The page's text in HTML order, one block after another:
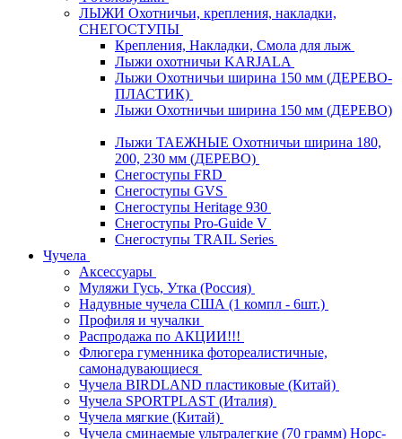
ЛЫЖИ Охотничьи, крепления, накладки,
СНЕГОСТУПЫ
Крепления, Накладки, Смола для лыж
Лыжи охотничьи KARJALA
Лыжи Охотничьи ширина 150 мм (ДЕРЕВО-
ПЛАСТИК)
Лыжи Охотничьи ширина 150 мм (ДЕРЕВО)
Лыжи ТАЕЖНЫЕ Охотничьи ширина 180,
200, 230 мм (ДЕРЕВО)
Снегоступы FRD
Снегоступы GVS
Снегоступы Heritage 930
Снегоступы Pro-Guide V
Снегоступы TRAIL Series
Чучела
Аксессуары
Муляжи Гусь, Утка (Россия)
Надувные чучела США (1 компл - 6шт.)
Профиля и чучалки
Распродажа по АКЦИИ!!!
Флюгера гуменника фотореалистичные,
самонадувающиеся
Чучела BIRDLAND пластиковые (Китай)
Чучела SPORTPLAST (Италия)
Чучела мягкие (Китай)
Чучела сминаемые ультралегкие (70 грамм) Норс-